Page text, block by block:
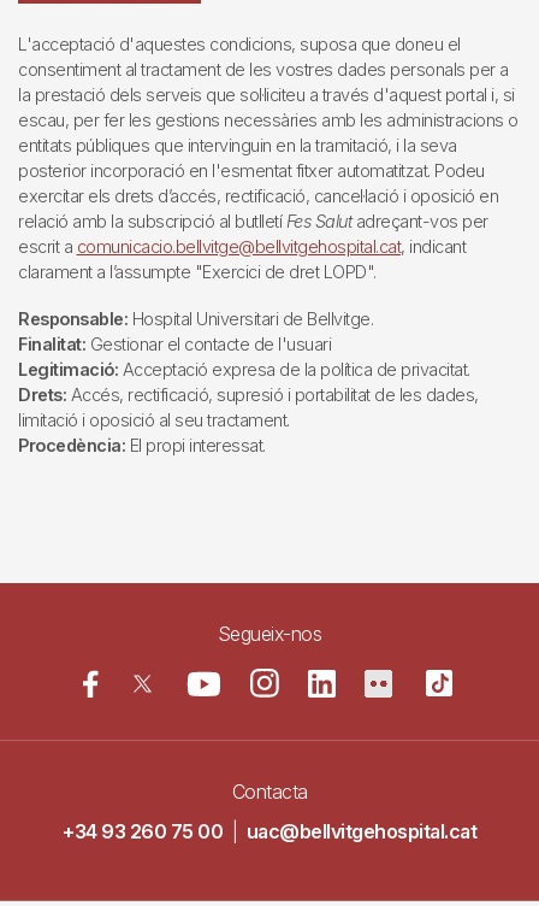
L'acceptació d'aquestes condicions, suposa que doneu el
consentiment al tractament de les vostres dades personals per a
la prestació dels serveis que sol·liciteu a través d'aquest portal i, si
escau, per fer les gestions necessàries amb les administracions o
entitats públiques que intervinguin en la tramitació, i la seva
posterior incorporació en l'esmentat fitxer automatitzat. Podeu
exercitar els drets d’accés, rectificació, cancel·lació i oposició en
relació amb la subscripció al butlletí Fes Salutadreçant-vos per
escrit a comunicacio.bellvitge@bellvitgehospital.cat, indicant
clarament a l’assumpte "Exercici de dret LOPD".
Responsable: Hospital Universitari de Bellvitge.
Finalitat: Gestionar el contacte de l'usuari
Legitimació: Acceptació expresa de la política de privacitat.
Drets: Accés, rectificació, supresió i portabilitat de les dades,
limitació i oposició al seu tractament.
Procedència: El propi interessat.
Segueix-nos
Contacta
+34 93 260 75 00
uac@bellvitgehospital.cat